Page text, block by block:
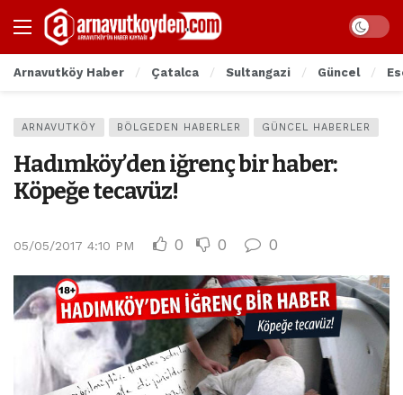
Arnavutköy Haber Çatalca Sultangazi Güncel
ARNAVUTKÖY BÖLGEDEN HABERLER GÜNCEL HABERLER
Hadımköy’den iğrenç bir haber:
Köpeğe tecavüz!
05/05/2017 4:10 PM 0 0 0